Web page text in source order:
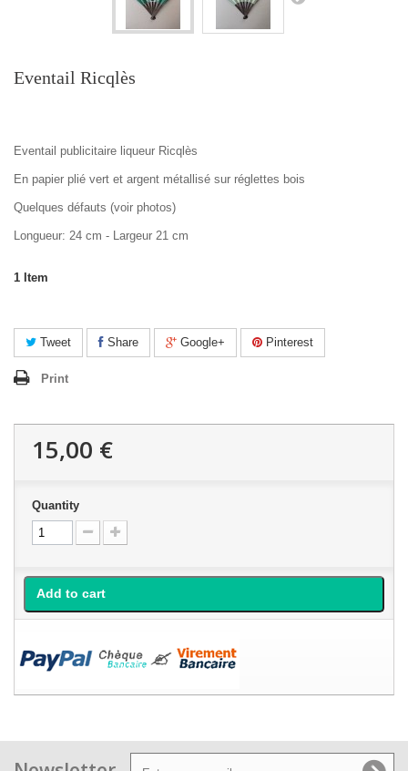
Eventail Ricqlès
Eventail publicitaire liqueur Ricqlès
En papier plié vert et argent métallisé sur réglettes bois
Quelques défauts (voir photos)
Longueur: 24 cm - Largeur 21 cm
1 Item
Tweet Share Google+ Pinterest
Print
15,00 €
Quantity
Add to cart